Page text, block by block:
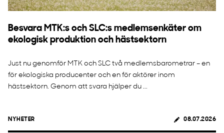
Besvara MTK:s och SLC:s medlemsenkäter om
ekologisk produktion och hästsektorn
Just nu genomför MTK och SLC två medlemsbarometrar – en
för ekologiska producenter och en för aktörer inom
hästsektorn. Genom att svara hjälper du ...
NYHETER 08.07.2026